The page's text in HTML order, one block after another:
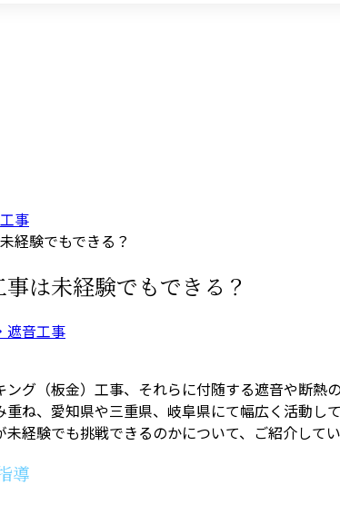
事
経験でもできる？
は未経験でもできる？
遮音工事
グ（板金）工事、それらに付随する遮音や断熱
ね、愛知県や三重県、岐阜県にて幅広く活動して
経験でも挑戦できるのかについて、ご紹介してい
導